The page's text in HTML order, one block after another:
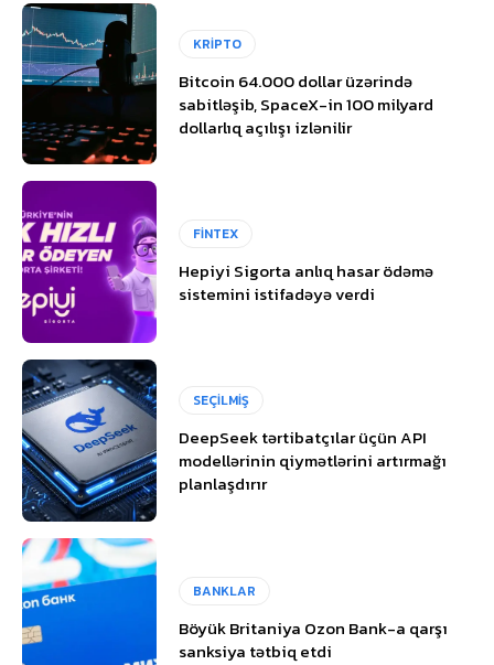
KRİPTO
Bitcoin 64.000 dollar üzərində
sabitləşib, SpaceX-in 100 milyard
dollarlıq açılışı izlənilir
FİNTEX
Hepiyi Sigorta anlıq hasar ödəmə
sistemini istifadəyə verdi
SEÇİLMİŞ
DeepSeek tərtibatçılar üçün API
modellərinin qiymətlərini artırmağı
planlaşdırır
BANKLAR
Böyük Britaniya Ozon Bank-a qarşı
sanksiya tətbiq etdi